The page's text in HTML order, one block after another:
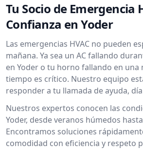
Tu Socio de Emergencia
Confianza en Yoder
Las emergencias HVAC no pueden
mañana. Ya sea un AC fallando
en Yoder o tu horno fallando en una
tiempo es crítico. Nuestro equipo
responder a tu llamada de ayuda,
Nuestros expertos conocen las
Yoder, desde veranos húmedos
Encontramos soluciones
comodidad con eficiencia y respeto